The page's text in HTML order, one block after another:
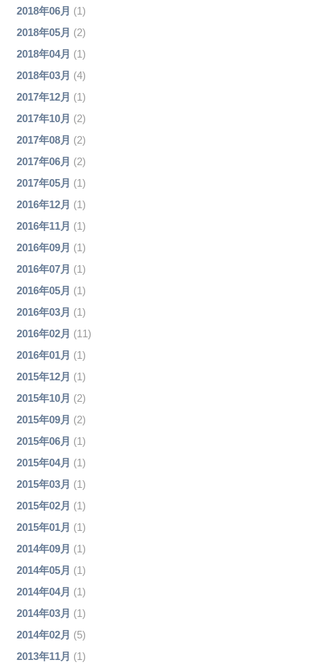
2018年06月 (1)
2018年05月 (2)
2018年04月 (1)
2018年03月 (4)
2017年12月 (1)
2017年10月 (2)
2017年08月 (2)
2017年06月 (2)
2017年05月 (1)
2016年12月 (1)
2016年11月 (1)
2016年09月 (1)
2016年07月 (1)
2016年05月 (1)
2016年03月 (1)
2016年02月 (11)
2016年01月 (1)
2015年12月 (1)
2015年10月 (2)
2015年09月 (2)
2015年06月 (1)
2015年04月 (1)
2015年03月 (1)
2015年02月 (1)
2015年01月 (1)
2014年09月 (1)
2014年05月 (1)
2014年04月 (1)
2014年03月 (1)
2014年02月 (5)
2013年11月 (1)